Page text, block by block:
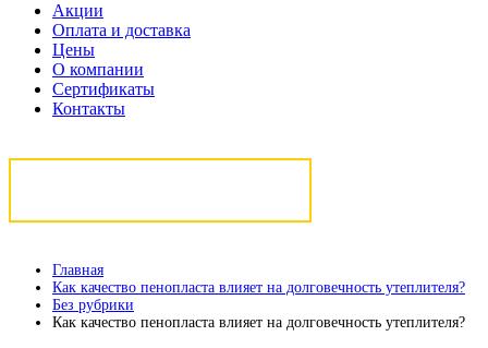
Акции
Оплата и доставка
Цены
О компании
Сертификаты
Контакты
Главная
Как качество пенопласта влияет на долговечность утеплителя?
Без рубрики
Как качество пенопласта влияет на долговечность утеплителя?